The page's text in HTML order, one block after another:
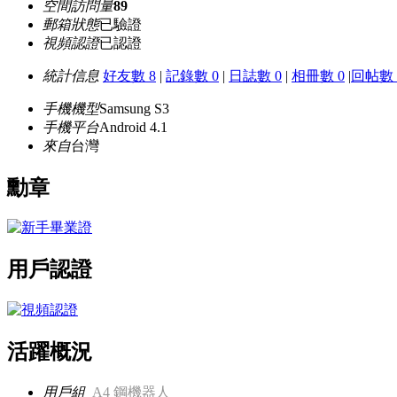
空間訪問量89
郵箱狀態已驗證
視頻認證已認證
統計信息 好友數 8 | 記錄數 0 | 日誌數 0 | 相冊數 0 |回帖數
手機機型Samsung S3
手機平台Android 4.1
來自台灣
勳章
用戶認證
活躍概況
用戶組 A4 鋼機器人